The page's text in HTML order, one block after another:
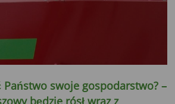
Państwo swoje gospodarstwo? –
będzie rósł wraz z